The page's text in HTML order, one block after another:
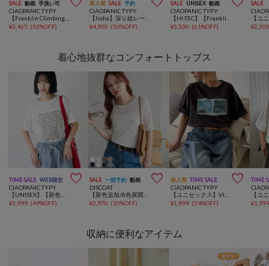
SALE 動画 手洗い可
CIAOPANIC TYPY
¥3,465 (50%OFF)
再入荷 SALE 予約
CIAOPANIC TYPY
¥4,950 (50%OFF)
SALE UNISEX 動画
CIAOPANIC TYPY
¥5,500 (61%OFF)
SALE
¥
着心地抜群なコンフォートトップス
TIME SALE WEB限定 
CIAOPANIC TYPY
¥1,999 (49%OFF)
SALE 一部予約 動画 
DISCOAT
¥2,970 (10%OFF)
再入荷 TIME SALE 
CIAOPANIC TYPY
¥1,999 (54%OFF)
TIME
¥
収納に便利なアイテム